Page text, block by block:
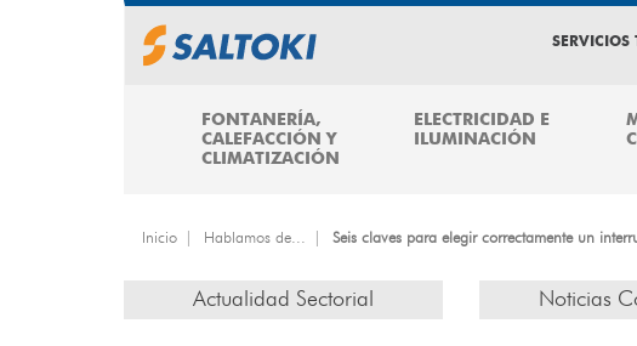
SERVICIOS
FONTANERÍA,
CALEFACCIÓN Y
CLIMATIZACIÓN
ELECTRICIDAD E
ILUMINACIÓN
Inicio Hablamos de... Seis claves para elegir correctamente un
Actualidad Sectorial Noticias